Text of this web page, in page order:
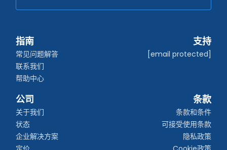
指南
常见问题解答
联系我们
帮助中心
支持
[email protected]
公司
关于我们
状态
企业解决方案
条款
条款和条件
可接受使用条款
隐私政策